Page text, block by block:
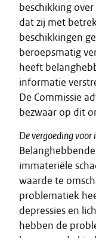
beschikking
dat zij met
beschikkingen
beroepsmatig
heeft
informatie
De Commissie
bezwaar op dit
De vergoeding
immateriële
waarde te
problematiek
depressies en
hebben de